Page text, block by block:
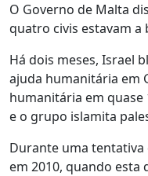
O Governo de Malta
quatro civis estavam a
Há dois meses, Israel
ajuda humanitária em
humanitária em quase
e o grupo islamita
Durante uma tentativa
em 2010, quando